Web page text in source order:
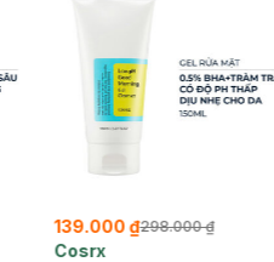
139.000 ₫298.000 ₫
Cosrx